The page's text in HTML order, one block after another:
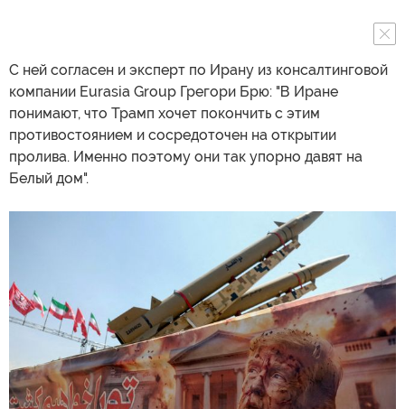
С ней согласен и эксперт по Ирану из консалтинговой
компании Eurasia Group Грегори Брю: "В Иране
понимают, что Трамп хочет покончить с этим
противостоянием и сосредоточен на открытии
пролива. Именно поэтому они так упорно давят на
Белый дом".